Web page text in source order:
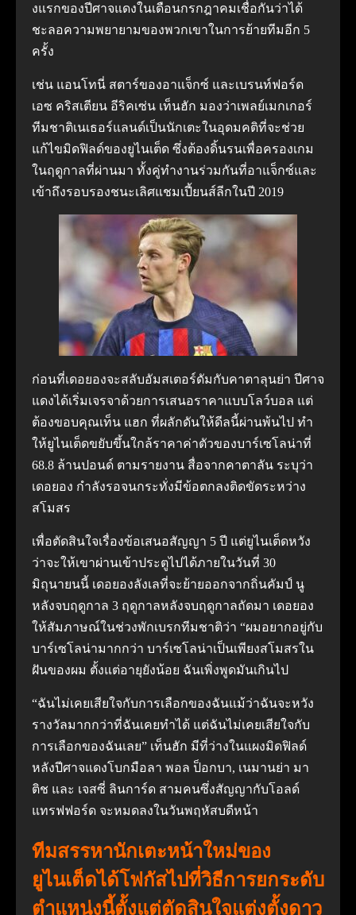
งแรกของปีศาจแดงในเดือนกรกฎาคมเชื่อกันว่าได้
ชะลอความพยายามของพวกเขาในการย้ายทีมอีก 5
ครั้ง
เช่น แอนโทนี่ สตาร์ของอาแจ็กซ์ และเบรนท์ฟอร์ด
เอซ คริสเตียน อีริคเซ่น เท็นฮัก มองว่าเพลย์เมกเกอร์
ทีมชาติเนเธอร์แลนด์เป็นนักเตะในอุดมคติที่จะช่วย
แก้ไขมิดฟิลด์ของยูไนเต็ด ซึ่งต้องดิ้นรนเพื่อครองเกม
ในฤดูกาลที่ผ่านมา ทั้งคู่ทํางานร่วมกันที่อาแจ็กซ์และ
เข้าถึงรอบรองชนะเลิศแชมเปี้ยนส์ลีกในปี 2019
ก่อนที่เดอยองจะสลับอัมสเตอร์ดัมกับคาตาลุนย่า ปีศาจ
แดงได้เริ่มเจรจาด้วยการเสนอราคาแบบโลว์บอล แต่
ต้องขอบคุณเท็น แฮก ที่ผลักดันให้ดีลนี้ผ่านพ้นไป ทํา
ให้ยูไนเต็ดขยับขึ้นใกล้ราคาค่าตัวของบาร์เซโลน่าที่
68.8 ล้านปอนด์ ตามรายงาน สื่อจากคาตาลัน ระบุว่า
เดอยอง กําลังรอจนกระทั่งมีข้อตกลงติดขัดระหว่าง
สโมสร
เพื่อตัดสินใจเรื่องข้อเสนอสัญญา 5 ปี แต่ยูไนเต็ดหวัง
ว่าจะให้เขาผ่านเข้าประตูไปได้ภายในวันที่ 30
มิถุนายนนี้ เดอยองลังเลที่จะย้ายออกจากถิ่นคัมป์ นู
หลังจบฤดูกาล 3 ฤดูกาลหลังจบฤดูกาลถัดมา เดอยอง
ให้สัมภาษณ์ในช่วงพักเบรกทีมชาติว่า “ผมอยากอยู่กับ
บาร์เซโลน่ามากกว่า บาร์เซโลน่าเป็นเพียงสโมสรใน
ฝันของผม ตั้งแต่อายุยังน้อย ฉันเพิ่งพูดมันเกินไป
“ฉันไม่เคยเสียใจกับการเลือกของฉันแม้ว่าฉันจะหวัง
รางวัลมากกว่าที่ฉันเคยทําได้ แต่ฉันไม่เคยเสียใจกับ
การเลือกของฉันเลย” เท็นฮัก มีที่ว่างในแผงมิดฟิลด์
หลังปีศาจแดงโบกมือลา พอล ป็อกบา, เนมานย่า มา
ติช และ เจสซี่ ลินการ์ด สามคนซึ่งสัญญากับโอลด์
แทรฟฟอร์ด จะหมดลงในวันพฤหัสบดีหน้า
ทีมสรรหานักเตะหน้าใหม่ของ
ยูไนเต็ดได้โฟกัสไปที่วิธีการยกระดับ
ตําแหน่งนี้ตั้งแต่ตัดสินใจแต่งตั้งดาว